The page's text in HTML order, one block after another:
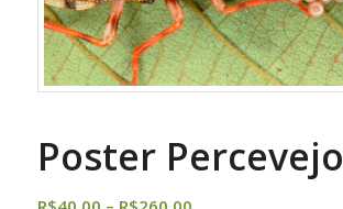
Poster Percevejo